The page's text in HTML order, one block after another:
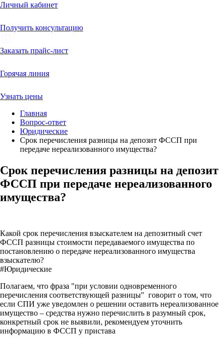
Личный кабинет
Получить консультацию
Заказать прайс-лист
Горячая линия
Узнать цены
Главная
Вопрос-ответ
Юридические
Срок перечисления разницы на депозит ФССП при
передаче нереализованного имущества?
Срок перечисления разницы на депозит
ФССП при передаче нереализованного
имущества?
Какой срок перечисления взыскателем на депозитный счет
ФССП разницы стоимости передаваемого имущества по
постановлению о передаче нереализованного имущества
взыскателю?
#Юридические
Полагаем, что фраза "при условии одновременного
перечисления соответствующей разницы" говорит о том, что
если СПИ уже уведомлен о решении оставить нереализованное
имущество – средства нужно перечислить в разумный срок,
конкретный срок не выявили, рекомендуем уточнить
информацию в ФССП у пристава